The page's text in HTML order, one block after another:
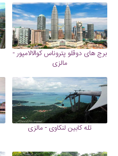
برج های دوقلو پتروناس کوالالامپور -
مالزی
تله کابین لنکاوی - مالزی